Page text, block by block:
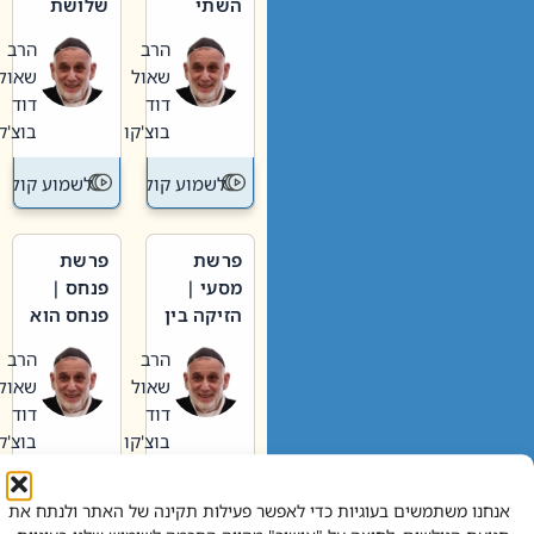
אנחנו משתמשים בעוגיות כדי לאפשר פעילות תקינה של האתר ולנתח את
וערב של
חיינו
הרב
שאול
דוד
בוצ'קו
לשמוע קול תורה – מדרש
האבות
הרב
שאול
דוד
בוצ'קו
לשמוע קול
פרשת
מסעי |
הזיקה בין
הגדול לעם הרב
שאול
דוד
בוצ'קו
לשמוע קול תורה – מדרש
פרשת
פנחס |
פנחס הוא
אליהו: בין
קנאות
הורסת
לקנאות
בונה
הרב
שאול
דוד
בוצ'קו
לשמוע קול